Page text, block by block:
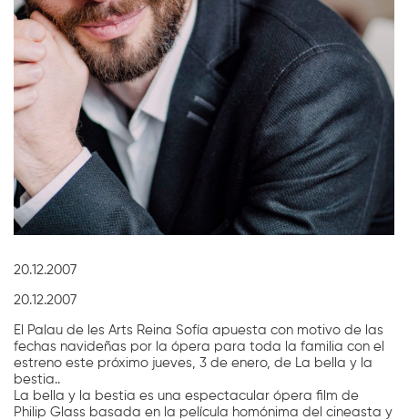
20.12.2007
20.12.2007
El Palau de les Arts Reina Sofía apuesta con motivo de las
fechas navideñas por la ópera para toda la familia con el
estreno este próximo jueves, 3 de enero, de La bella y la
bestia..
La bella y la bestia es una espectacular ópera film de
Philip Glass basada en la película homónima del cineasta y